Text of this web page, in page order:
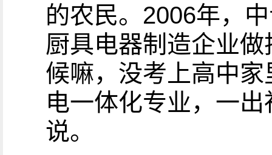
的农民。2006年，
厨具电器制造企业
候嘛，没考上高中
电一体化专业，一
说。